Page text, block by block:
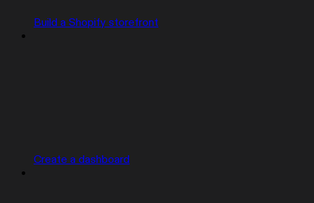
Build a Shopify storefront
Create a dashboard